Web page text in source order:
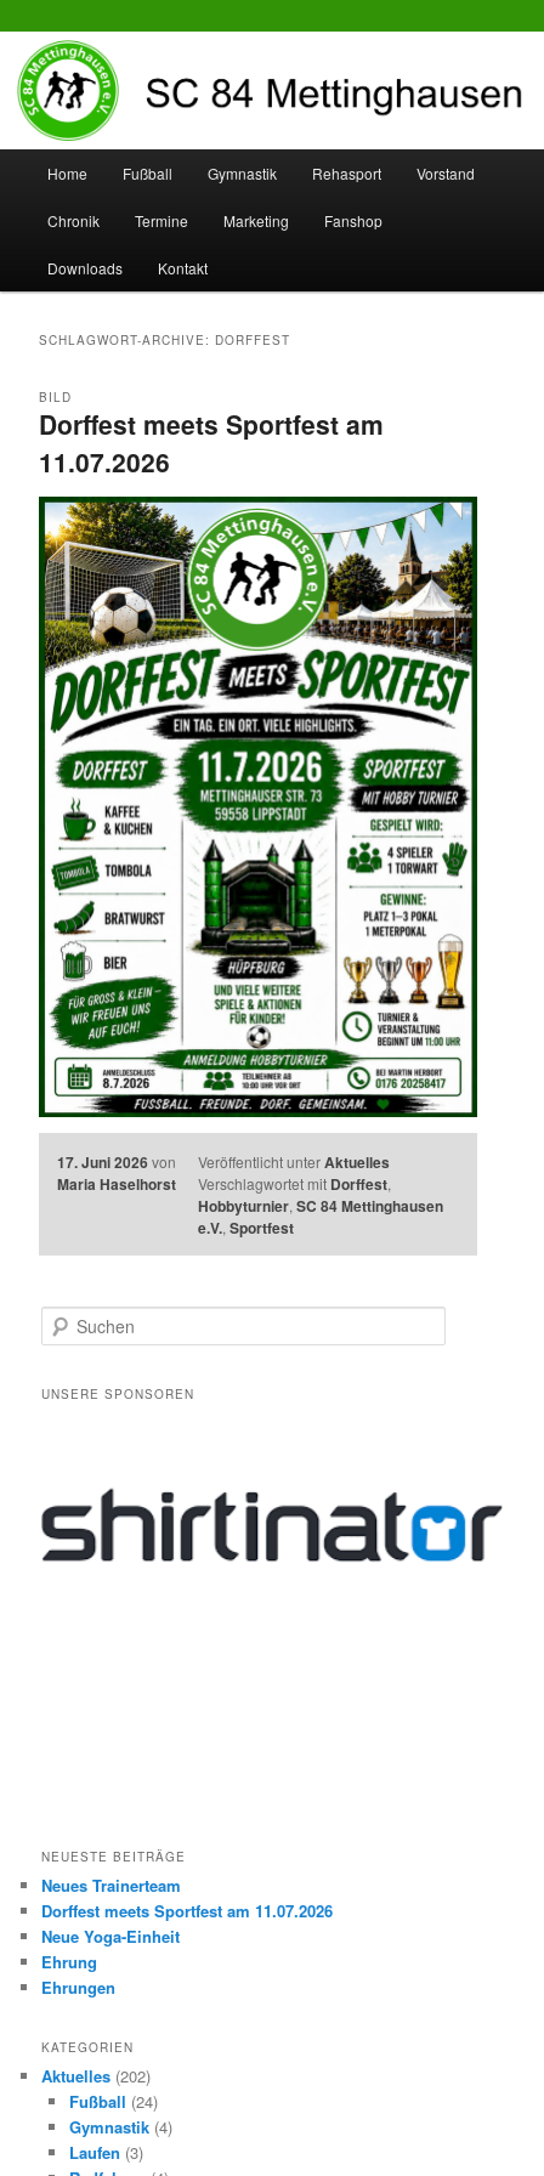
SC 84 Mettinghausen
Zum
Inhalt
wechseln
Zum
sekundären
Inhalt
wechseln
Home Fußball Gymnastik Rehasport Vorstand
Chronik Termine Marketing Fanshop
Downloads Kontakt
SCHLAGWORT-ARCHIVE: DORFFEST
Dorffest meets Sportfest am
11.07.2026
BILD
17. Juni 2026von
Maria Haselhorst
Veröffentlicht unterAktuelles
Verschlagwortet mit Dorffest,
Hobbyturnier, SC 84 Mettinghausen
e.V., Sportfest
u
h
UNSERE SPONSOREN
NEUESTE BEITRÄGE
Neues Trainerteam
Dorffest meets Sportfest am 11.07.2026
Neue Yoga-Einheit
Ehrung
Ehrungen
KATEGORIEN
Aktuelles (202)
Fußball (24)
Gymnastik(4)
Laufen (3)